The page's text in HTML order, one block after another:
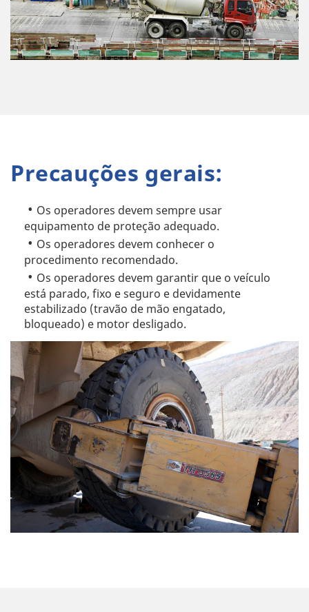
Precauções gerais:
Os operadores devem sempre usar
equipamento de proteção adequado.
Os operadores devem conhecer o
procedimento recomendado.
Os operadores devem garantir que o veículo
está parado, fixo e seguro e devidamente
estabilizado (travão de mão engatado,
bloqueado) e motor desligado.